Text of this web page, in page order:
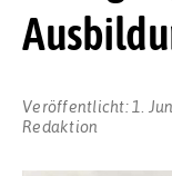
Veröffentlicht: 1.
Redaktion